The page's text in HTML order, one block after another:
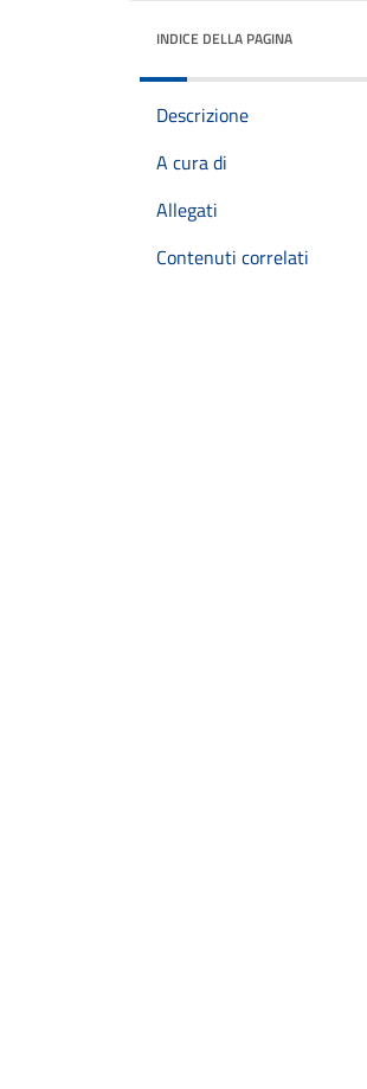
INDICE DELLA PAGINA
Descrizione
A cura di
Allegati
Contenuti correlati